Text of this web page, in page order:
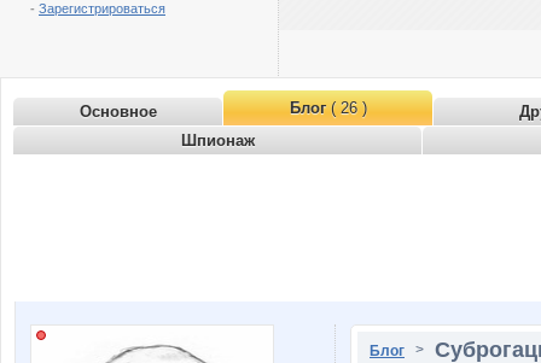
- Зарегистрироваться
Основное Блог( 26 )
Шпионаж
Блог >